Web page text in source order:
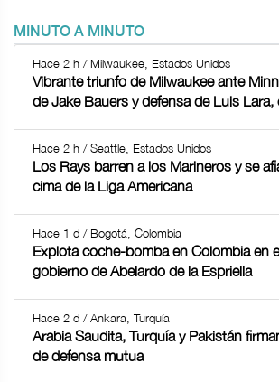
MINUTO A MINUTO
Hace 2 h / Milwaukee, Estados Unidos
Vibrante triunfo de Milwaukee ante
de Jake Bauers y defensa de Luis Lara,
Hace 2 h / Seattle, Estados Unidos
Los Rays barren a los Marineros y se
cima de la Liga Americana
Hace 1 d / Bogotá, Colombia
Explota coche-bomba en Colombia en
gobierno de Abelardo de la Espriella
Hace 2 d / Ankara, Turquía
Arabia Saudita, Turquía y Pakistán
de defensa mutua